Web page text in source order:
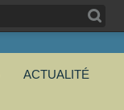
ACTUALITÉ